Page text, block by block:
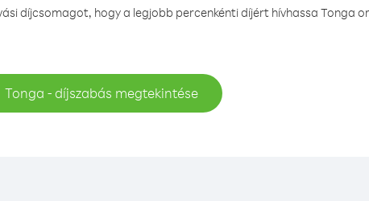
díjcsomagot, hogy a legjobb percenkénti díjért hívhassa Tonga
Tonga - díjszabás megtekintése